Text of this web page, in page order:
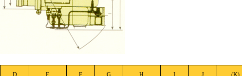
D E F G H I J (K)